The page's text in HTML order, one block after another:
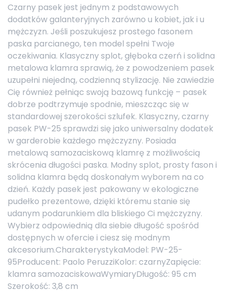
Czarny pasek jest jednym z podstawowych
dodatków galanteryjnych zarówno u kobiet, jak i u
mężczyzn. Jeśli poszukujesz prostego fasonem
paska parcianego, ten model spełni Twoje
oczekiwania. Klasyczny splot, głęboka czerń i solidna
metalowa klamra sprawią, że z powodzeniem pasek
uzupełni niejedną, codzienną stylizację. Nie zawiedzie
Cię również pełniąc swoją bazową funkcję – pasek
dobrze podtrzymuje spodnie, mieszcząc się w
standardowej szerokości szlufek. Klasyczny, czarny
pasek PW-25 sprawdzi się jako uniwersalny dodatek
w garderobie każdego mężczyzny. Posiada
metalową samozaciskową klamrę z możliwością
skrócenia długości paska. Modny splot, prosty fason i
solidna klamra będą doskonałym wyborem na co
dzień. Każdy pasek jest pakowany w ekologiczne
pudełko prezentowe, dzięki któremu stanie się
udanym podarunkiem dla bliskiego Ci mężczyzny.
Wybierz odpowiednią dla siebie długość spośród
dostępnych w ofercie i ciesz się modnym
akcesorium.CharakterystykaModel: PW-25-
95Producent: Paolo PeruzziKolor: czarnyZapięcie:
klamra samozaciskowaWymiaryDługość: 95 cm
Szerokość: 3,8 cm